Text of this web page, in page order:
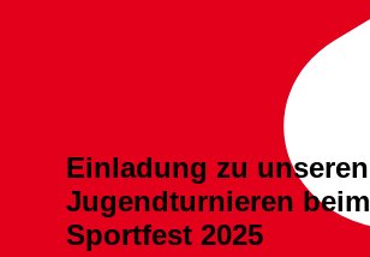
Einladung zu unseren
Jugendturnieren beim
Sportfest 2025